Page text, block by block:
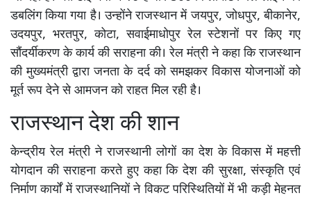
डबलिंग किया गया है। उन्होंने राजस्थान में जयपुर, जोधपुर, बीकानेर,
उदयपुर, भरतपुर, कोटा, सवाईमाधोपुर रेल स्टेशनों पर किए गए
सौंदर्यीकरण के कार्य की सराहना की। रेल मंत्री ने कहा कि राजस्थान
की मुख्यमंत्री द्वारा जनता के दर्द को समझकर विकास योजनाओं को
मूर्त रूप देने से आमजन को राहत मिल रही है।
राजस्थान देश की शान
केन्द्रीय रेल मंत्री ने राजस्थानी लोगों का देश के विकास में महत्ती
योगदान की सराहना करते हुए कहा कि देश की सुरक्षा, संस्कृति एवं
निर्माण कार्यों में राजस्थानियों ने विकट परिस्थितियों में भी कड़ी मेहनत